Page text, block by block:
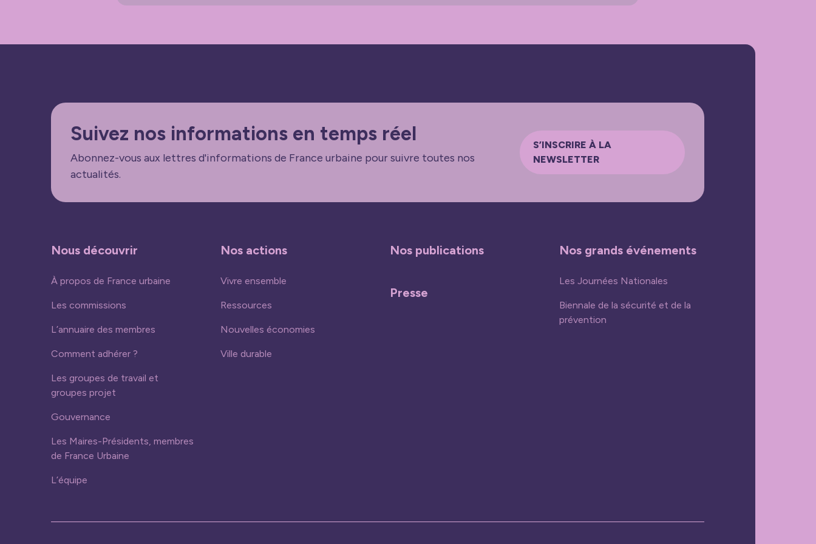
Suivez nos informations en temps réel
Abonnez-vous aux lettres d'informations de France urbaine pour suivre toutes nos
actualités.
S’INSCRIRE À LA
NEWSLETTER
Nous découvrir
À propos de France urbaine
Les commissions
L’annuaire des membres
Comment adhérer ?
Les groupes de travail et
groupes projet
Gouvernance
Les Maires-Présidents, membres
de France Urbaine
L’équipe
Nos actions
Vivre ensemble
Ressources
Nouvelles économies
Ville durable
Nos publications
Presse
Nos grands événements
Les Journées Nationales
Biennale de la sécurité et de la
prévention